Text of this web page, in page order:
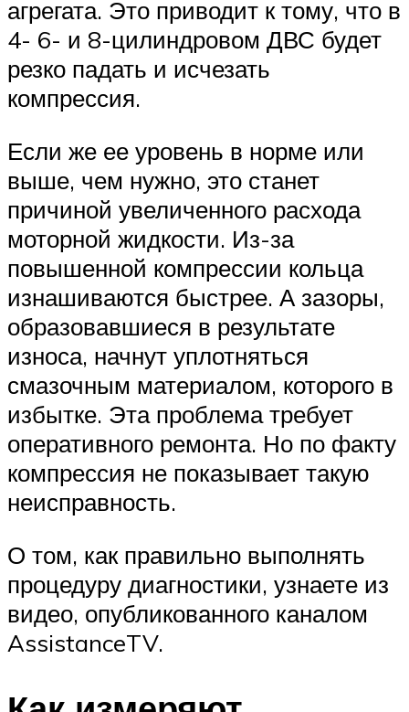
агрегата. Это приводит к тому, что в
4- 6- и 8-цилиндровом ДВС будет
резко падать и исчезать
компрессия.
Если же ее уровень в норме или
выше, чем нужно, это станет
причиной увеличенного расхода
моторной жидкости. Из-за
повышенной компрессии кольца
изнашиваются быстрее. А зазоры,
образовавшиеся в результате
износа, начнут уплотняться
смазочным материалом, которого в
избытке. Эта проблема требует
оперативного ремонта. Но по факту
компрессия не показывает такую
неисправность.
О том, как правильно выполнять
процедуру диагностики, узнаете из
видео, опубликованного каналом
AssistanceTV.